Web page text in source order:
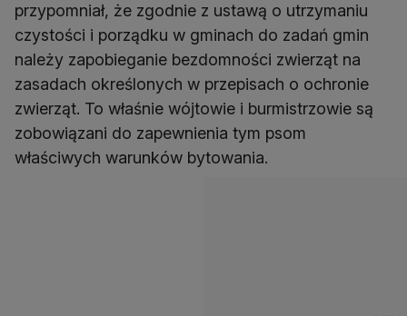
przypomniał, że zgodnie z ustawą o utrzymaniu
czystości i porządku w gminach do zadań gmin
należy zapobieganie bezdomności zwierząt na
zasadach określonych w przepisach o ochronie
zwierząt. To właśnie wójtowie i burmistrzowie są
zobowiązani do zapewnienia tym psom
właściwych warunków bytowania.